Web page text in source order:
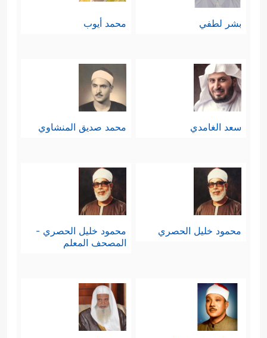
بشر لطفي محمد أيوب
سعد الغامدي محمد صديق المنشاوي
محمود خليل الحصري
محمود خليل الحصري -
المصحف المعلم